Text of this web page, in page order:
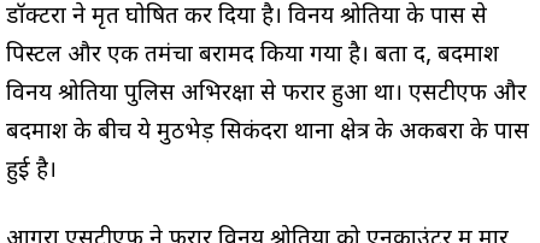
डॉक्टरों ने मृत घोषित कर दिया है। विनय श्रोतिया के पास से
पिस्टल और एक तमंचा बरामद किया गया है। बता दें, बदमाश
विनय श्रोतिया पुलिस अभिरक्षा से फरार हुआ था। एसटीएफ और
बदमाश के बीच ये मुठभेड़ सिकंदरा थाना क्षेत्र के अकबरा के पास
हुई है।